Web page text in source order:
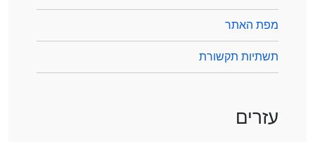
מפת האתר
תשתיות תקשורת
עזרים